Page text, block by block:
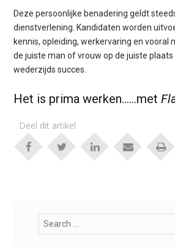
Deze persoonlijke benadering geldt
dienstverlening. Kandidaten worden
kennis, opleiding, werkervaring en vooral
de juiste man of vrouw op de juiste
wederzijds succes.
Het is prima werken……met
Deel dit artikel